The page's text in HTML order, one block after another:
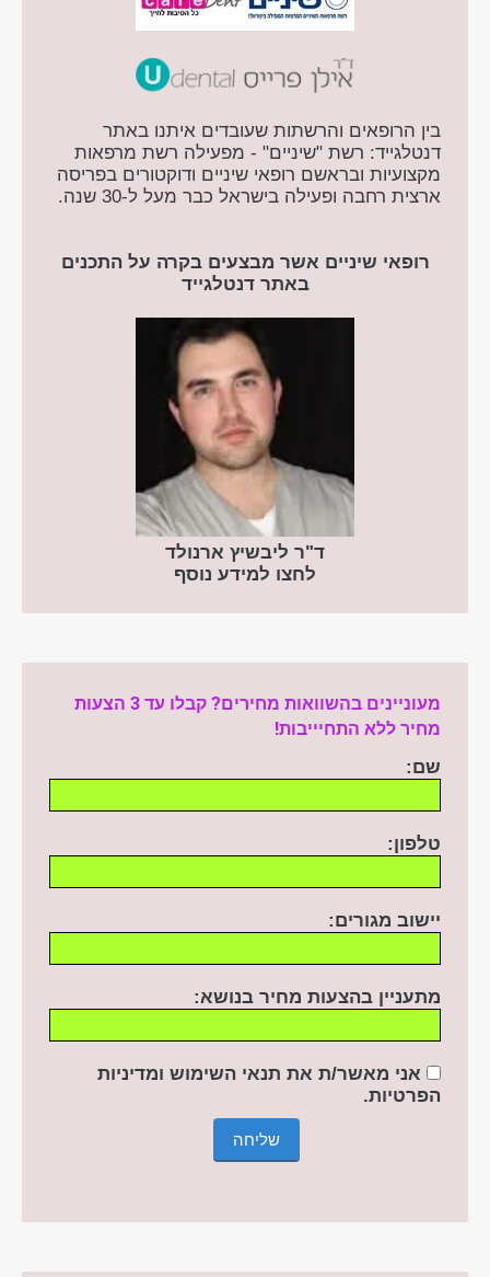
בין הרופאים והרשתות שעובדים איתנו באתר
דנטלגייד: רשת "שיניים" - מפעילה רשת מרפאות
מקצועיות ובראשם רופאי שיניים ודוקטורים בפריסה
ארצית רחבה ופעילה בישראל כבר מעל ל-30 שנה.
רופאי שיניים אשר מבצעים בקרה על התכנים
באתר דנטלגייד
ד"ר ליבשיץ ארנולד
לחצו למידע נוסף
מעוניינים בהשוואות מחירים? קבלו עד 3 הצעות
מחיר ללא התחיייבות!
שם:
טלפון:
יישוב מגורים:
מתעניין בהצעות מחיר בנושא:
אני מאשר/ת את תנאי השימוש ומדיניות
הפרטיות.